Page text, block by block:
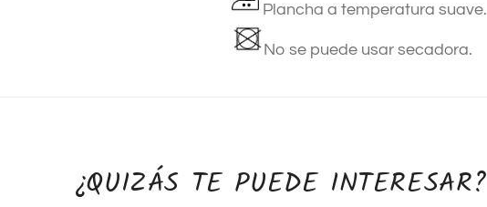
Plancha a temperatura suave.
No se puede usar secadora.
¿QUIZÁS TE PUEDE INTERESAR?